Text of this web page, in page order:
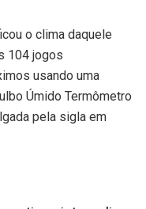
o clima daquele
104 jogos
usando uma
Úmido Termômetro
pela sigla em